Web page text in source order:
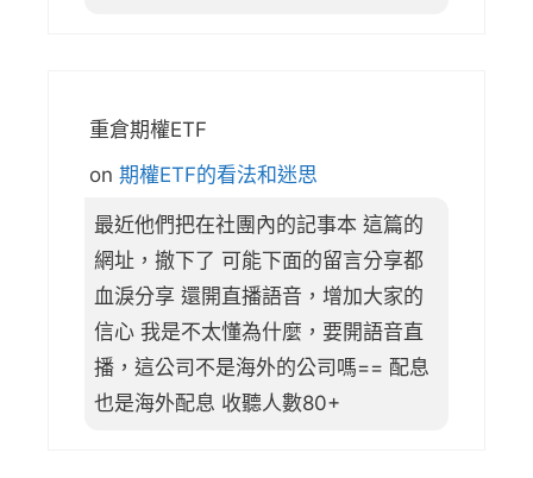
重倉期權ETF
on 期權ETF的看法和迷思
最近他們把在社團內的記事本 這篇的
網址，撤下了 可能下面的留言分享都
血淚分享 還開直播語音，增加大家的
信心 我是不太懂為什麼，要開語音直
播，這公司不是海外的公司嗎== 配息
也是海外配息 收聽人數80+